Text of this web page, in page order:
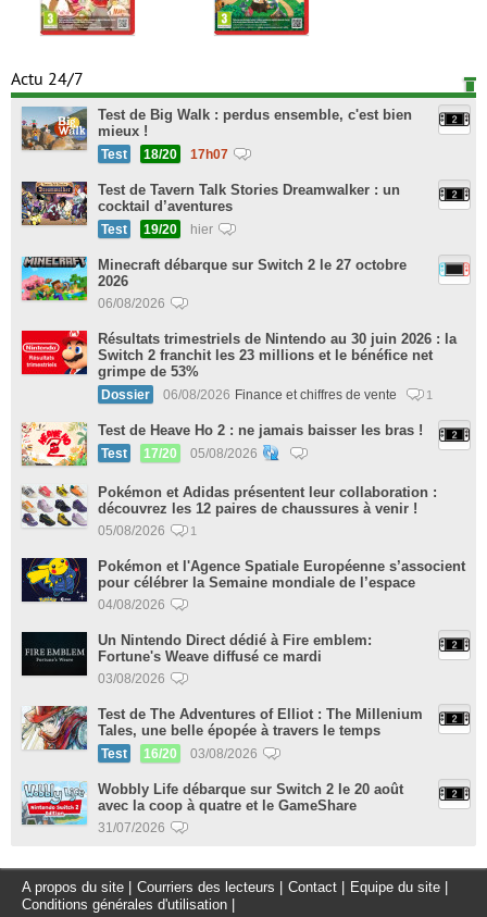
Actu 24/7
Test de Big Walk : perdus ensemble, c'est bien
mieux !
Test 18/20 17h07
Test de Tavern Talk Stories Dreamwalker : un
cocktail d’aventures
Test 19/20 hier
Minecraft débarque sur Switch 2 le 27 octobre
2026
06/08/2026
Résultats trimestriels de Nintendo au 30 juin 2026 : la
Switch 2 franchit les 23 millions et le bénéfice net
grimpe de 53%
Dossier 06/08/2026 Finance et chiffres de vente 1
Test de Heave Ho 2 : ne jamais baisser les bras !
Test 17/20 05/08/2026
Pokémon et Adidas présentent leur collaboration :
découvrez les 12 paires de chaussures à venir !
05/08/2026 1
Pokémon et l'Agence Spatiale Européenne s’associent
pour célébrer la Semaine mondiale de l’espace
04/08/2026
Un Nintendo Direct dédié à Fire emblem:
Fortune's Weave diffusé ce mardi
03/08/2026
Test de The Adventures of Elliot : The Millenium
Tales, une belle épopée à travers le temps
Test 16/20 03/08/2026
Wobbly Life débarque sur Switch 2 le 20 août
avec la coop à quatre et le GameShare
31/07/2026
A propos du site Courriers des lecteurs Contact Equipe du site
Conditions générales d'utilisation